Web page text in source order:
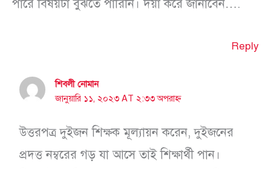
পারে বিষয়টা বুঝতে পারিনি। দয়া করে জানাবেন….
Reply
শিবলী নোমান
জানুয়ারি ১১, ২০২৩ AT ২:৩৩ অপরাহ্ন
উত্তরপত্র দুইজন শিক্ষক মূল্যায়ন করেন, দুইজনের
প্রদত্ত নম্বরের গড় যা আসে তাই শিক্ষার্থী পান।